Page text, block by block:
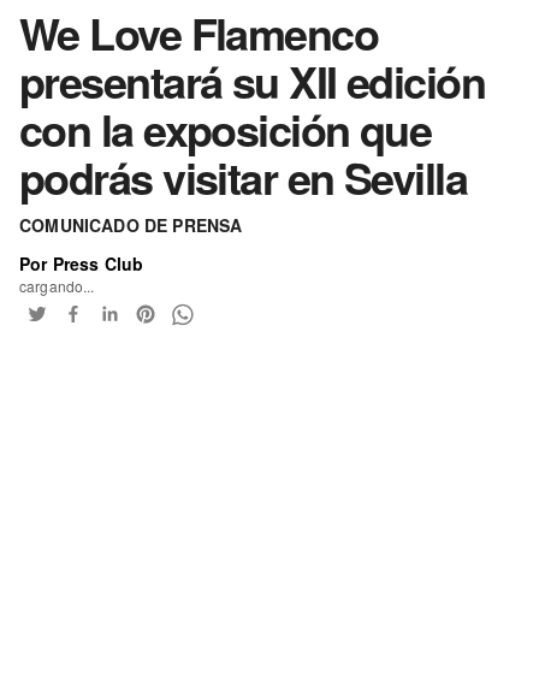
We Love Flamenco
presentará su XII edición
con la exposición que
podrás visitar en Sevilla
COMUNICADO DE PRENSA
Por Press Club
cargando...